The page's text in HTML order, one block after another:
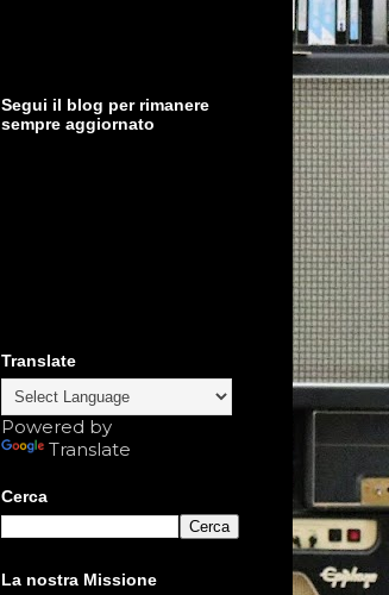
Segui il blog per rimanere
sempre aggiornato
Translate
Powered by
Translate
Cerca
La nostra Missione